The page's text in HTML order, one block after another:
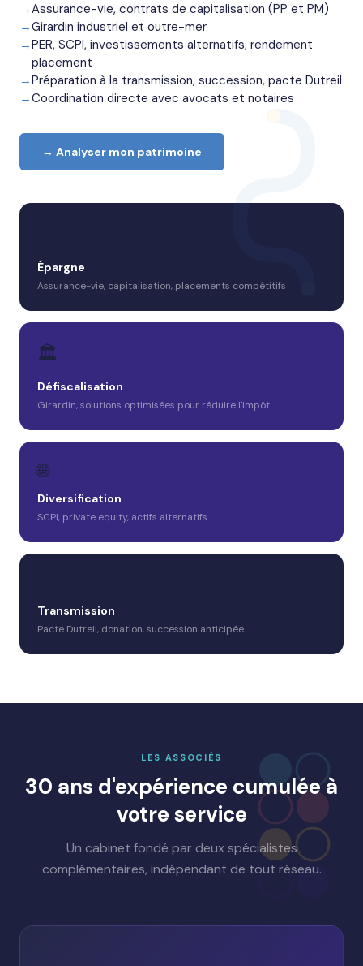
Assurance-vie, contrats de capitalisation (PP et PM)
Girardin industriel et outre-mer
PER, SCPI, investissements alternatifs, rendement
placement
Préparation à la transmission, succession, pacte Dutreil
Coordination directe avec avocats et notaires
→ Analyser mon patrimoine
Épargne
Assurance-vie, capitalisation, placements compétitifs
🏛️
Défiscalisation
Girardin, solutions optimisées pour réduire l'impôt
🌐
Diversification
SCPI, private equity, actifs alternatifs
Transmission
Pacte Dutreil, donation, succession anticipée
LES ASSOCIÉS
30 ans d'expérience cumulée à
votre service
Un cabinet fondé par deux spécialistes
complémentaires, indépendant de tout réseau.